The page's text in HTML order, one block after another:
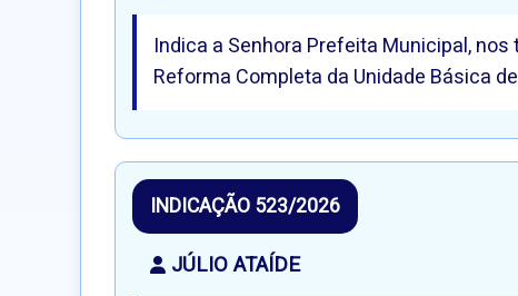
Indica a Senhora Prefeita Municipal,
Reforma Completa da Unidade Básica
INDICAÇÃO 523/2026
JÚLIO ATAÍDE